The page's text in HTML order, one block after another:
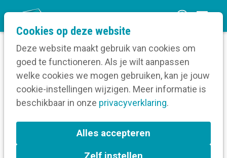
Cookies op deze website
Deze website maakt gebruik van cookies om
goed te functioneren. Als je wilt aanpassen
welke cookies we mogen gebruiken, kan je jouw
cookie-instellingen wijzigen. Meer informatie is
beschikbaar in onze privacyverklaring.
Alles accepteren
Zelf instellen
n
m
Home
Over Kortom
Onderzoek over communicatie
Groot Gemeentelijk Communicatieonderzoek:
middelen (2022)